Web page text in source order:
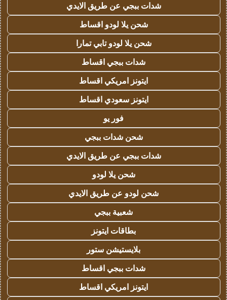
شدات ببجي عن طريق الايدي
شحن يلا لودو اقساط
شحن يلا لودو تابي تمارا
شدات ببجي اقساط
ايتونز امريكي اقساط
ايتونز سعودي اقساط
فور يو
شحن شدات ببجي
شدات ببجي عن طريق الايدي
شحن يلا لودو
شحن لودو عن طريق الايدي
شعبية ببجي
بطاقات ايتونز
بلايستيشن ستور
شدات ببجي اقساط
ايتونز امريكي اقساط